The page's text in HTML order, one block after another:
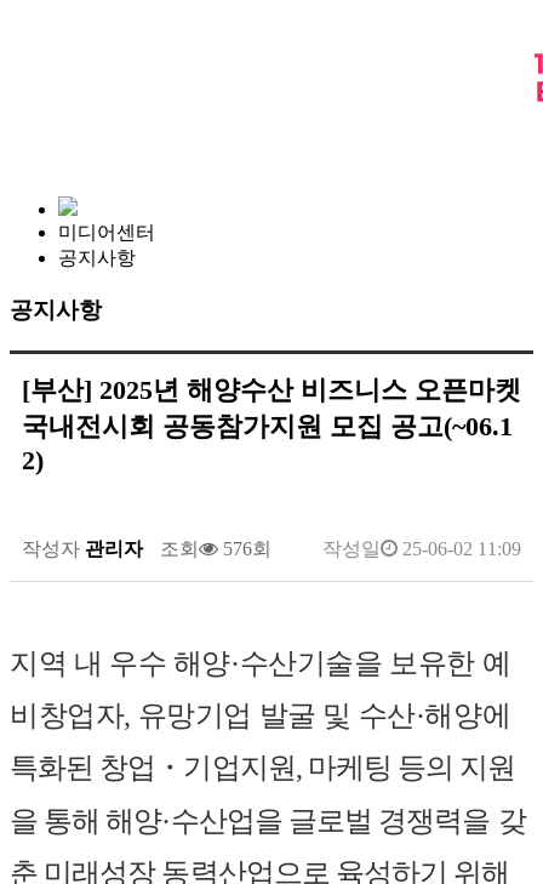
미디어센터
공지사항
공지사항
[부산] 2025년 해양수산 비즈니스 오픈마켓
국내전시회 공동참가지원 모집 공고(~06.1
2)
작성자 관리자 조회 576회 작성일 25-06-02 11:09
지역 내 우수 해양·수산기술을 보유한 예
비창업자, 유망기업 발굴 및 수산·해양에
특화된 창업 ・ 기업지원, 마케팅 등의 지원
을 통해 해양·수산업을 글로벌 경쟁력을 갖
춘 미래성장 동력산업으로 육성하기 위해